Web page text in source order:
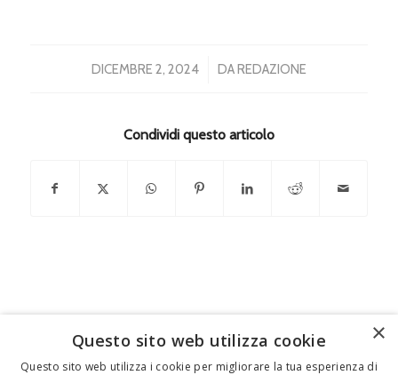
DICEMBRE 2, 2024
/ DA REDAZIONE
Condividi questo articolo
FEDERICO MOTTA EDITORE
×
Questo sito web utilizza cookie
Questo sito web utilizza i cookie per migliorare la tua esperienza di